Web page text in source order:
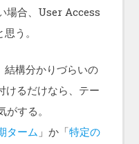
場合、User Access
う。
構分かりづらいの
けるだけなら、テー
する。
ターム 」か「特定の